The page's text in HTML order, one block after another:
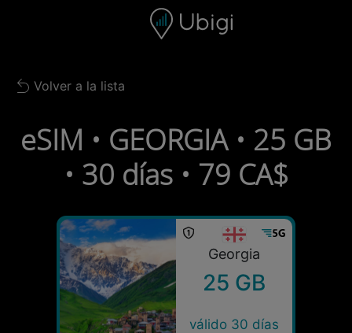
Barra de navegación
Back to list
Volver a la lista
eSIM • GEORGIA • 25 GB
• 30 días • 79 CA$
Georgia
25 GB
válido 30 días